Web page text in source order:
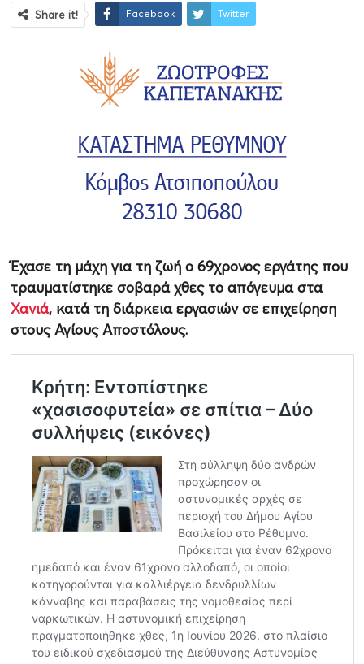
Share it! Facebook Twitter
Έχασε τη μάχη για τη ζωή ο 69χρονος εργάτης που
τραυματίστηκε σοβαρά χθες το απόγευμα στα
Χανιά, κατά τη διάρκεια εργασιών σε επιχείρηση
στους Αγίους Αποστόλους.